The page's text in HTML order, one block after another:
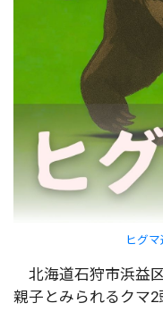
ヒグ
北海道石狩市浜益区
親子とみられるクマ2